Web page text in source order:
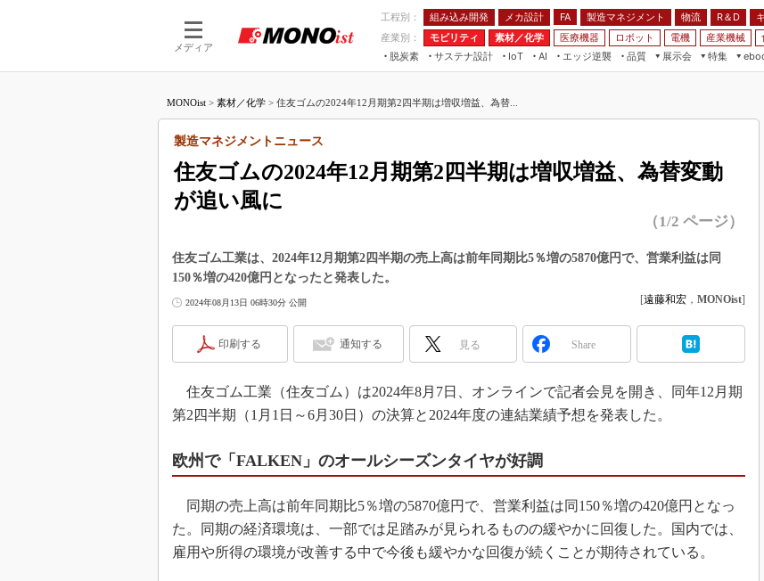
メディア
工程別： 組み込み開発 メカ設計 FA 製造マネジメント 物流 R＆D
産業別：
モビリティ 素材／化学 医療機器 ロボット 電機 産業機械
脱炭素
サステナ設計
IoT
つながる工場
AI
AI×設備保全
エッジ逆襲 品質
展示会
JIMTOF
IIFES
TECHNO-FRONTIER
日本ものづくりワールド
AUTOMOTIVE WORLD
産業オープンネット展
特集
VR／AR
車載ソフト開発
ISO26262
3Dプリンタ
S＆OP
イノベーション
製造業ビッグデータ
FA
MONOist > 素材／化学 > 住友ゴムの2024年12月期第2四半期は増収増益、為替...
住友ゴムの2024年12月期第2四半期は増収増益、為替変動
が追い風に
製造マネジメントニュース
（1/2 ページ）
住友ゴム工業は、2024年12月期第2四半期の売上高は前年同期比5％増の5870億円で、営業利益は同
150％増の420億円となったと発表した。
2024年08月13日 06時30分 公開 [遠藤和宏 ， MONOist]
印刷する 通知する 見る Share
住友ゴム工業（住友ゴム）は2024年8月7日、オンラインで記者会見を開き、同年12月期
第2四半期（1月1日～6月30日）の決算と2024年度の連結業績予想を発表した。
欧州で「FALKEN」のオールシーズンタイヤが好調
同期の売上高は前年同期比5％増の5870億円で、営業利益は同150％増の420億円となっ
た。同期の経済環境は、一部では足踏みが見られるものの緩やかに回復した。国内では、
雇用や所得の環境が改善する中で今後も緩やかな回復が続くことが期待されている。